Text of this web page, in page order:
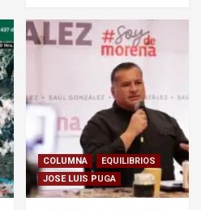
COLUMNA
EQUILIBRIOS
JOSE LUIS PUGA